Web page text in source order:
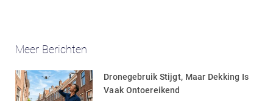
Meer Berichten
Dronegebruik Stijgt, Maar Dekking Is
Vaak Ontoereikend